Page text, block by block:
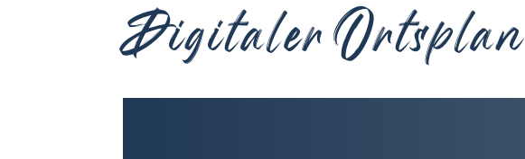
Digitaler Ortsplan